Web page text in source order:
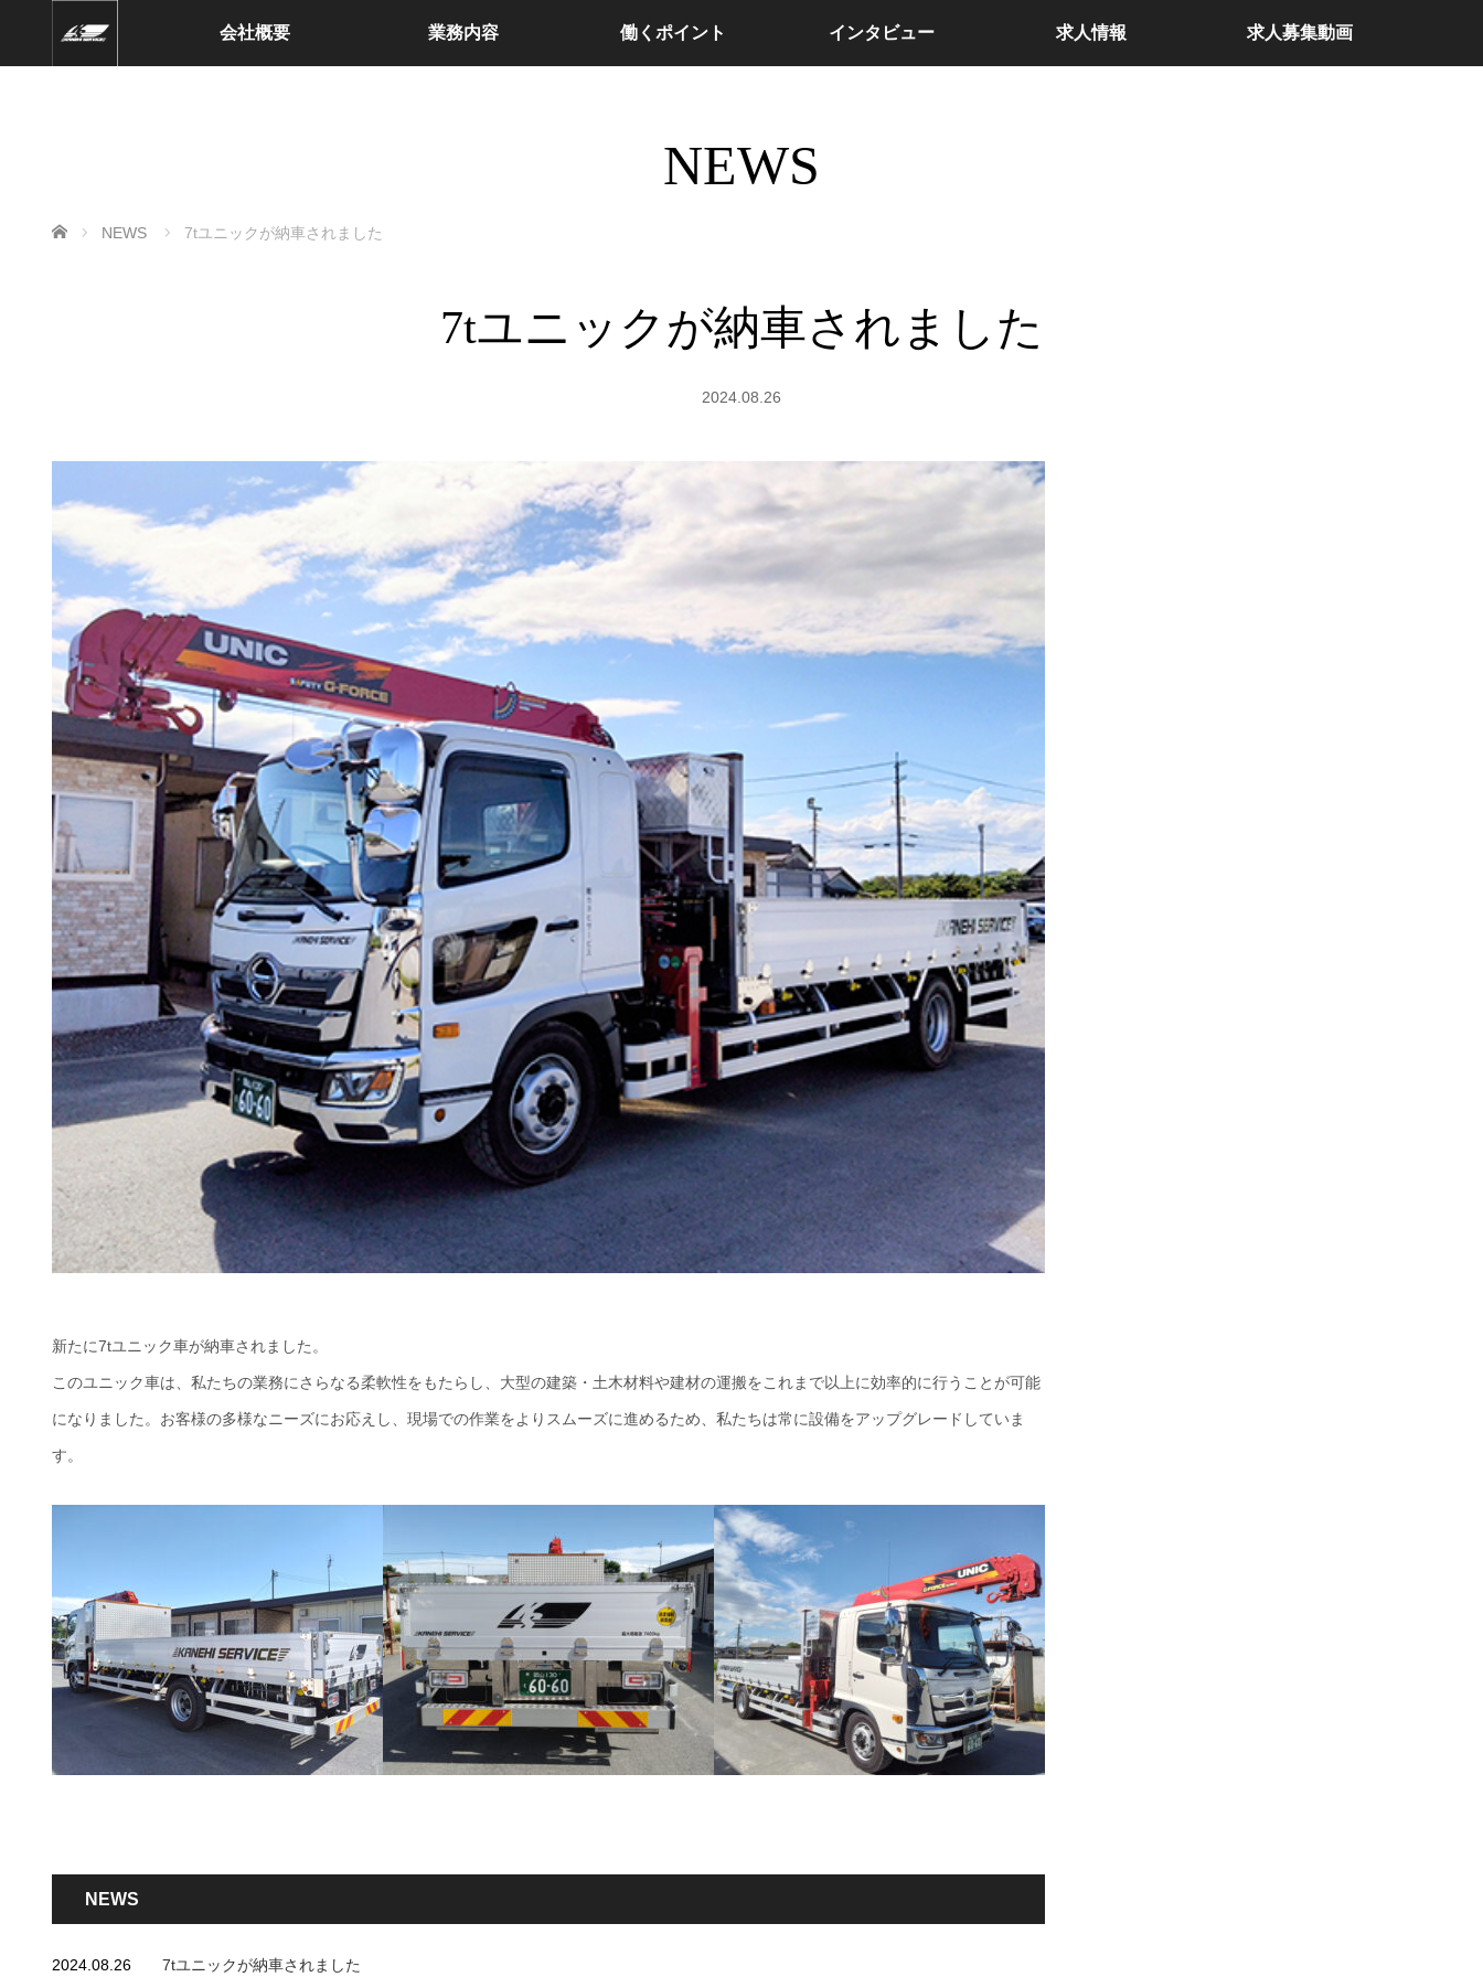
会社概要 業務内容 働くポイント インタビュー 求人情報 求人募集動画
NEWS
ホーム NEWS 7tユニックが納車されました
7tユニックが納車されました
2024.08.26
新たに7tユニック車が納車されました。
このユニック車は、私たちの業務にさらなる柔軟性をもたらし、大型の建築・土木材料や建材の運搬をこれまで以上に効率的に行うことが可能
になりました。お客様の多様なニーズにお応えし、現場での作業をよりスムーズに進めるため、私たちは常に設備をアップグレードしていま
す。
NEWS
2024.08.26 7tユニックが納車されました